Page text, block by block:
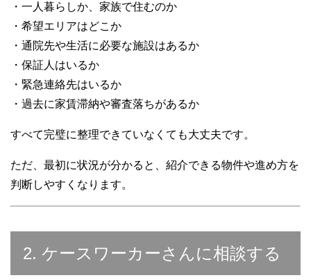
・一人暮らしか、家族で住むのか
・希望エリアはどこか
・通院先や生活に必要な施設はあるか
・保証人はいるか
・緊急連絡先はいるか
・過去に家賃滞納や審査落ちがあるか
すべて完璧に整理できていなくても大丈夫です。
ただ、最初に状況が分かると、紹介できる物件や進め方を
判断しやすくなります。
2. ケースワーカーさんに相談する